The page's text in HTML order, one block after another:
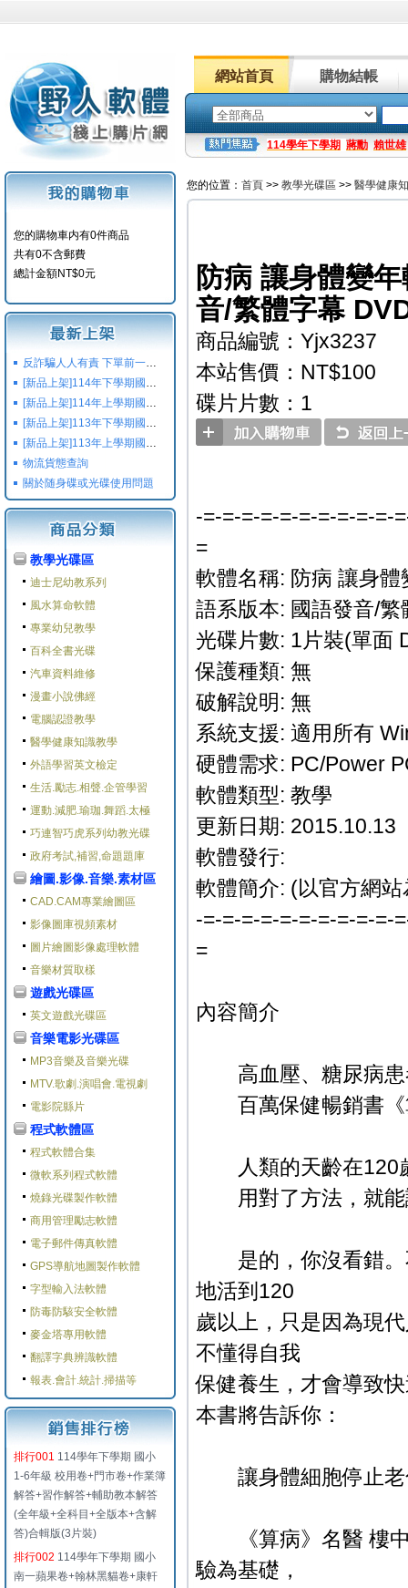
網站首頁 購物結帳
114學年下學期 蔣勳 賴世雄
您的購物車内有0件商品
共有0不含郵費
總計金額NT$0元
反詐騙人人有責 下單前一定要注意
[新品上架]114年下學期國小國中高中命題光碟,校用卷,習作
[新品上架]114年上學期國小國中高中命題光碟,校用卷,習作
[新品上架]113年下學期國小國中高中命題光碟,校用卷,習作
[新品上架]113年上學期國小國中高中命題光碟,校用卷,習作
物流貨態查詢
關於随身碟或光碟使用問題
教學光碟區
迪士尼幼教系列
風水算命軟體
專業幼兒教學
百科全書光碟
汽車資料維修
漫畫小說佛經
電腦認證教學
醫學健康知識教學
外語學習英文檢定
生活.勵志.相聲.企管學習
運動.減肥.瑜珈.舞蹈.太極
巧連智巧虎系列幼教光碟
政府考試,補習,命題題庫
繪圖.影像.音樂.素材區
CAD.CAM專業繪圖區
影像圖庫視頻素材
圖片繪圖影像處理軟體
音樂材質取樣
遊戲光碟區
英文遊戲光碟區
音樂電影光碟區
MP3音樂及音樂光碟
MTV.歌劇.演唱會.電視劇
電影院縣片
程式軟體區
程式軟體合集
微軟系列程式軟體
燒錄光碟製作軟體
商用管理勵志軟體
電子郵件傳真軟體
GPS導航地圖製作軟體
字型輸入法軟體
防毒防駭安全軟體
麥金塔專用軟體
翻譯字典辨識軟體
報表.會計.統計.掃描等
排行001 114學年下學期 國小
1-6年級 校用卷+門市卷+作業簿
解答+習作解答+輔助教本解答
(全年級+全科目+全版本+含解
答)合輯版(3片裝)
排行002 114學年下學期 國小
南一蘋果卷+翰林黑貓卷+康軒
您的位置： 首頁 >> 教學光碟區 >> 醫學健康
防病 讓身體變
音/繁體字幕
商品編號：Yjx3237
本站售價：NT$100
碟片片數：1
-=-=-=-=-=-=-=-=-=-=-
=
軟體名稱: 防病 讓身
語系版本: 國語發音/
光碟片數: 1片裝(單面
保護種類: 無
破解說明: 無
系統支援: 適用所有
硬體需求: PC/Power
軟體類型: 教學
更新日期: 2015.10.13
軟體發行:
軟體簡介: (以官方網站
-=-=-=-=-=-=-=-=-=-=-
=
內容簡介
高血壓、糖尿病患
百萬保健暢銷書《
人類的天齡在120
用對了方法，就能
是的，你沒看錯。
地活到120
歲以上，只是因為現
不懂得自我
保健養生，才會導致
本書將告訴你：
讓身體細胞停止老
《算病》名醫 樓中
驗為基礎，